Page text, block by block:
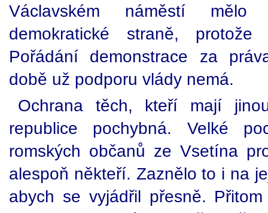
Václavském náměstí
demokratické straně,
Pořádání demonstrace za
době už podporu vlády nemá.
Ochrana těch, kteří mají
republice pochybná. Velké
romských občanů ze Vsetína
alespoň někteří. Zaznělo to i na
abych se vyjádřil přesně.